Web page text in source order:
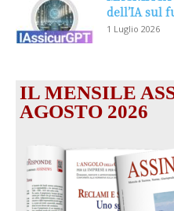
dell’IA sul
1 Luglio 2026
IL MENSILE
AGOSTO 2026